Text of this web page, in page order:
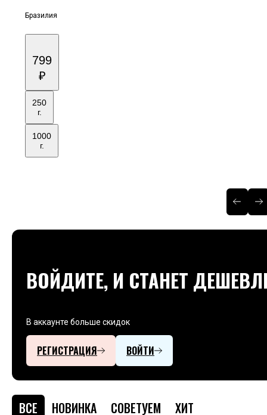
Бразилия
799
₽
250
г.
1000
г.
ВОЙДИТЕ, И СТАНЕТ
В аккаунте больше скидок
РЕГИСТРАЦИЯ ВОЙТИ
ВСЕ НОВИНКА СОВЕТУЕМ ХИТ